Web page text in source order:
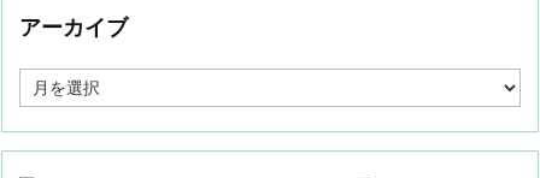
アーカイブ
ー
イ